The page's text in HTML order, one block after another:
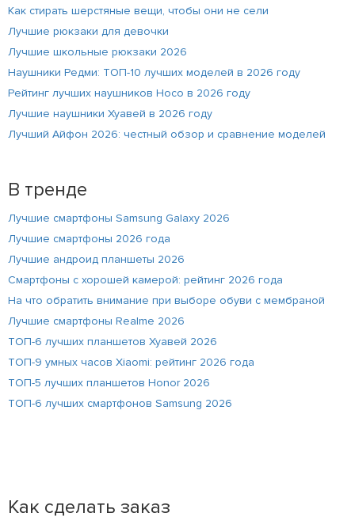
Как стирать шерстяные вещи, чтобы они не сели
Лучшие рюкзаки для девочки
Лучшие школьные рюкзаки 2026
Наушники Редми: ТОП-10 лучших моделей в 2026 году
Рейтинг лучших наушников Hoco в 2026 году
Лучшие наушники Хуавей в 2026 году
Лучший Айфон 2026: честный обзор и сравнение моделей
В тренде
Лучшие смартфоны Samsung Galaxy 2026
Лучшие смартфоны 2026 года
Лучшие андроид планшеты 2026
Смартфоны с хорошей камерой: рейтинг 2026 года
На что обратить внимание при выборе обуви с мембраной
Лучшие смартфоны Realme 2026
ТОП-6 лучших планшетов Хуавей 2026
ТОП-9 умных часов Xiaomi: рейтинг 2026 года
ТОП-5 лучших планшетов Honor 2026
ТОП-6 лучших смартфонов Samsung 2026
Как сделать заказ